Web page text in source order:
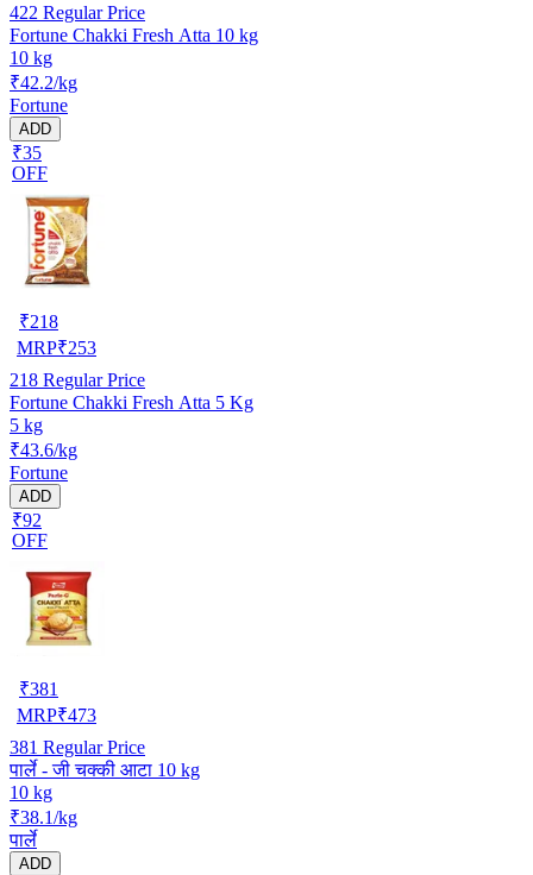
422 Regular Price
Fortune Chakki Fresh Atta 10 kg
10 kg
₹42.2/kg
Fortune
ADD
₹35
OFF
₹218
MRP₹253
218 Regular Price
Fortune Chakki Fresh Atta 5 Kg
5 kg
₹43.6/kg
Fortune
ADD
₹92
OFF
₹381
MRP₹473
381 Regular Price
पार्ले - जी चक्की आटा 10 kg
10 kg
₹38.1/kg
पार्ले
ADD